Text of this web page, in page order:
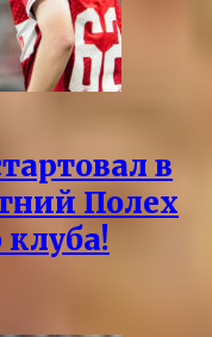
в
Полех